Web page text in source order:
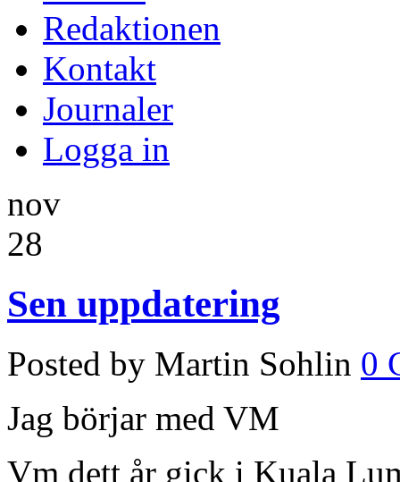
Redaktionen
Kontakt
Journaler
Logga in
nov
28
Sen uppdatering
Posted by Martin Sohlin 0
Jag börjar med VM
Vm dett år gick i Kuala